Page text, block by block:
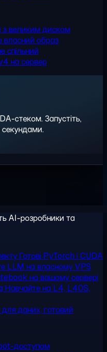
з великим диском
власний образ
спільний
на сервер
стеком. Запустіть,
секундами.
AI-розробники та
Готові PyTorch і CUDA
LLM на власному VPS
на вашому сервері
Навчайте на L4, L40S,
даних, готовий
доступом